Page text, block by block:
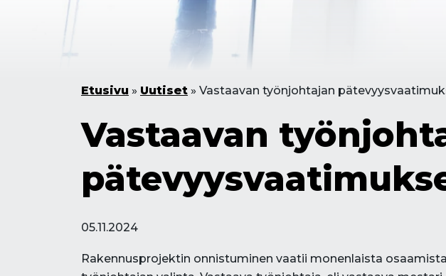
Etusivu » Uutiset » Vastaavan työnjohtajan
Vastaavan
05.11.2024
Rakennusprojektin onnistuminen vaatii monenlaista